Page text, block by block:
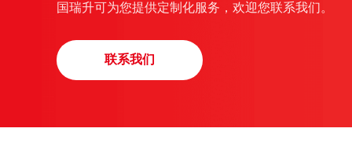
国瑞升可为您提供定制化服务，欢迎您联系我们。
联系我们